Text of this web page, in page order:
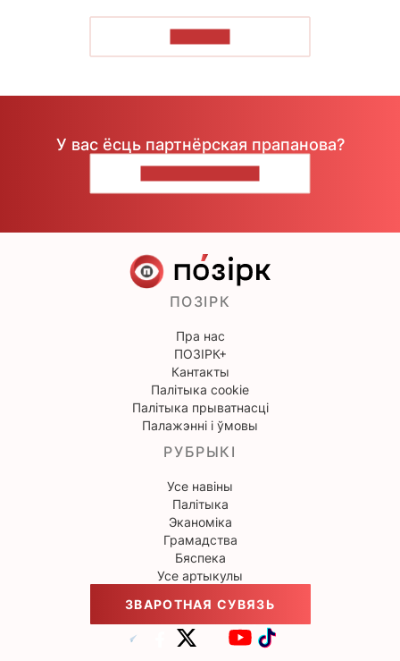
У вас ёсць партнёрская прапанова?
ПОЗІРК
Пра нас
ПОЗІРК+
Кантакты
Палітыка cookie
Палітыка прыватнасці
Палажэнні і ўмовы
РУБРЫКІ
Усе навіны
Палітыка
Эканоміка
Грамадства
Бяспека
Усе артыкулы
ЗВАРОТНАЯ СУВЯЗЬ